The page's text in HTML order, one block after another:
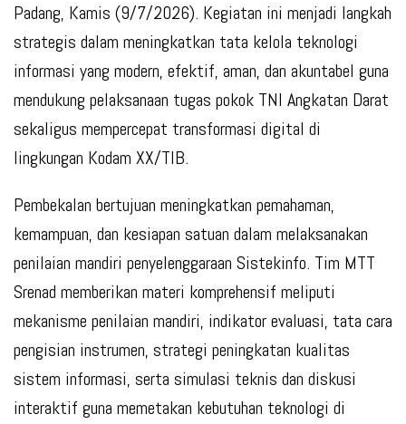
Padang, Kamis (9/7/2026). Kegiatan ini menjadi langkah
strategis dalam meningkatkan tata kelola teknologi
informasi yang modern, efektif, aman, dan akuntabel guna
mendukung pelaksanaan tugas pokok TNI Angkatan Darat
sekaligus mempercepat transformasi digital di
lingkungan Kodam XX/TIB.
Pembekalan bertujuan meningkatkan pemahaman,
kemampuan, dan kesiapan satuan dalam melaksanakan
penilaian mandiri penyelenggaraan Sistekinfo. Tim MTT
Srenad memberikan materi komprehensif meliputi
mekanisme penilaian mandiri, indikator evaluasi, tata cara
pengisian instrumen, strategi peningkatan kualitas
sistem informasi, serta simulasi teknis dan diskusi
interaktif guna memetakan kebutuhan teknologi di